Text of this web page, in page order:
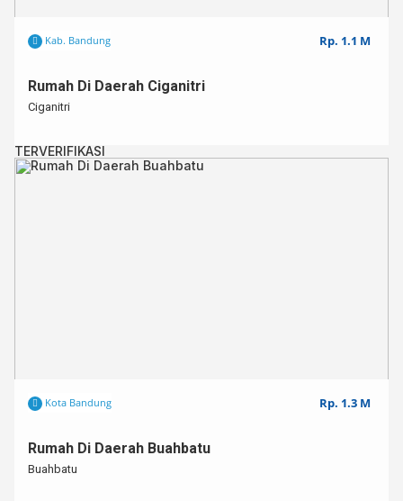
Kab. Bandung Rp. 1.1 M
Rumah Di Daerah Ciganitri
Ciganitri
TERVERIFIKASI
Kota Bandung Rp. 1.3 M
Rumah Di Daerah Buahbatu
Buahbatu